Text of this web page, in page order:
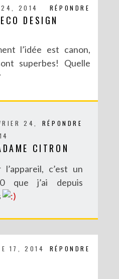
RÉPONDRE
24, 2014
DESIGN
l’idée est canon,
superbes! Quelle
RÉPONDRE
24,
CITRON
c’est un
que j’ai depuis
RÉPONDRE
17, 2014